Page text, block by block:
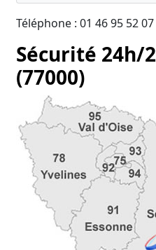
Téléphone : 01 46 95 52 07
Sécurité 24h/
(77000)